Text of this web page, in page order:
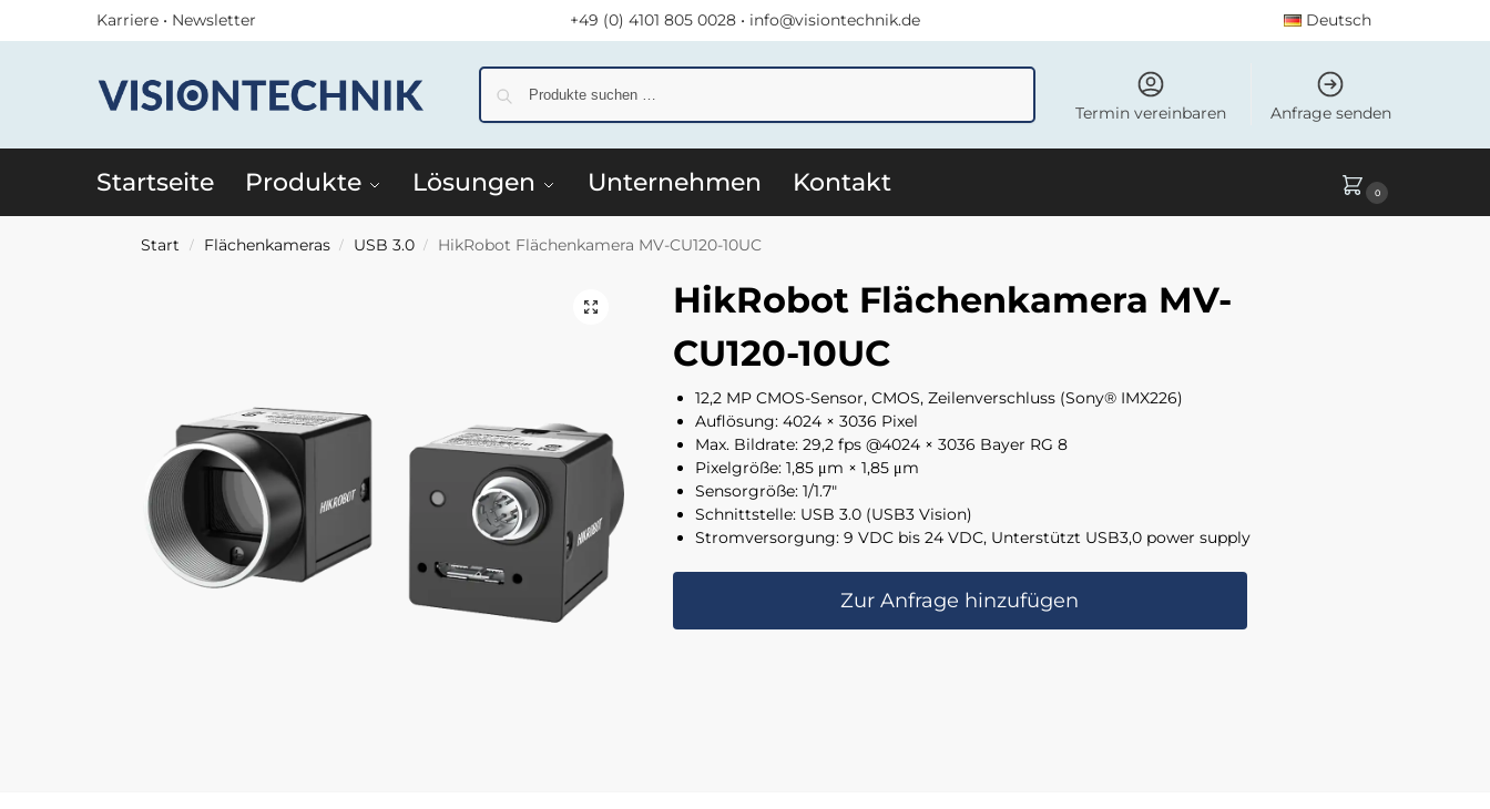
Karriere • Newsletter +49 (0) 4101 805 0028 • info@visiontechnik.de Deutsch
Termin vereinbaren Anfrage senden
Startseite Produkte Lösungen Unternehmen Kontakt 0
Start / Flächenkameras / USB 3.0 / HikRobot Flächenkamera MV-CU120-10UC
HikRobot Flächenkamera MV-
CU120-10UC
12,2 MP CMOS-Sensor, CMOS, Zeilenverschluss (Sony® IMX226)
Auflösung: 4024 × 3036 Pixel
Max. Bildrate: 29,2 fps @4024 × 3036 Bayer RG 8
Pixelgröße: 1,85 μm × 1,85 μm
Sensorgröße: 1/1.7″
Schnittstelle: USB 3.0 (USB3 Vision)
Stromversorgung: 9 VDC bis 24 VDC, Unterstützt USB3,0 power supply
Zur Anfrage hinzufügen